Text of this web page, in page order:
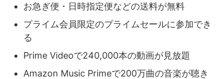
お急ぎ便・日時指定便などの送料が無料
プライム会員限定のプライムセールに参加でき
る
Prime Videoで240,000本の動画が見放題
Amazon Music Primeで200万曲の音楽が聴き